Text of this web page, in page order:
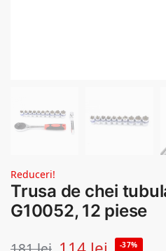
Reduceri!
Trusa de chei
G10052, 12 piese
-37%